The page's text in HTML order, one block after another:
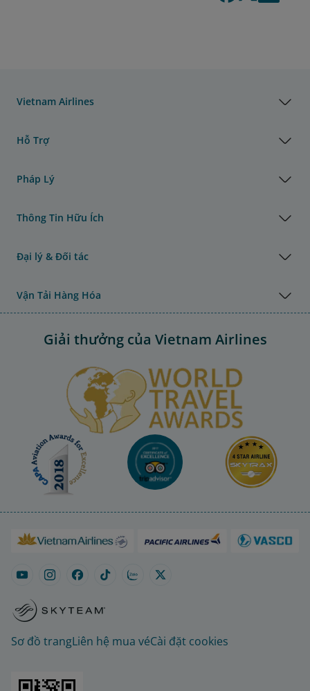
Vietnam Airlines
Hỗ Trợ
Pháp Lý
Thông Tin Hữu Ích
Đại lý & Đối tác
Vận Tải Hàng Hóa
Giải thưởng của Vietnam Airlines
Sơ đồ trangLiên hệ mua véCài đặt cookies